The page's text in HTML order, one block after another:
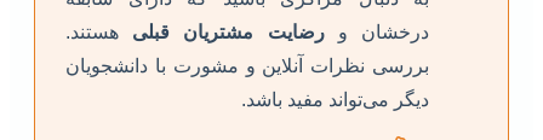
درخشان ورضایت مشتریان قبلی هستند.
بررسی نظرات آنلاین و مشورت با دانشجویان
دیگر می‌تواند مفید باشد.